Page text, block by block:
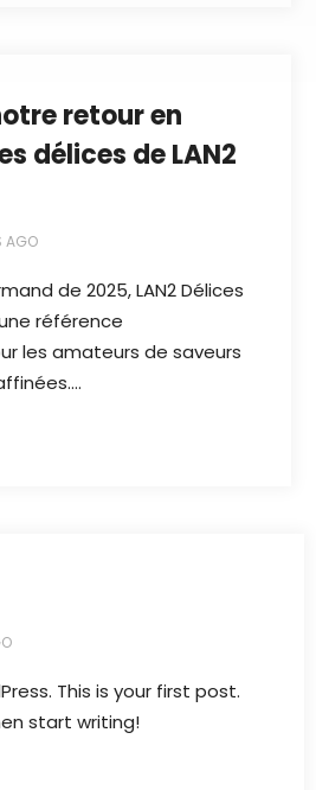
retour en
délices de LAN2
AGO
de 2025, LAN2 Délices
référence
les amateurs de saveurs
This is your first post.
start writing!